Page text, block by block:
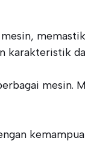
karakteristik
mesin.